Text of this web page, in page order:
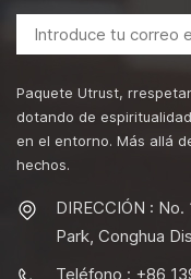
Paquete Utrust,
dotando de
en el entorno. Más allá
hechos.
DIRECCIÓN :
Park, Conghua
Teléfono : +86